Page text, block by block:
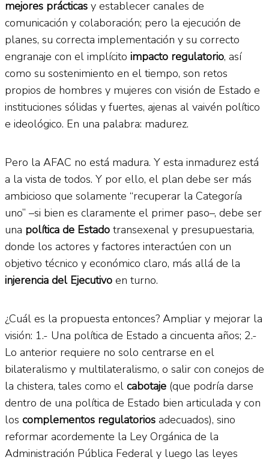
mejores prácticas y establecer canales de
comunicación y colaboración; pero la ejecución de
planes, su correcta implementación y su correcto
engranaje con el implícito impacto regulatorio, así
como su sostenimiento en el tiempo, son retos
propios de hombres y mujeres con visión de Estado e
instituciones sólidas y fuertes, ajenas al vaivén político
e ideológico. En una palabra: madurez.
Pero la AFAC no está madura. Y esta inmadurez está
a la vista de todos. Y por ello, el plan debe ser más
ambicioso que solamente “recuperar la Categoría
uno” –si bien es claramente el primer paso–, debe ser
una política de Estado transexenal y presupuestaria,
donde los actores y factores interactúen con un
objetivo técnico y económico claro, más allá de la
injerencia del Ejecutivo en turno.
¿Cuál es la propuesta entonces? Ampliar y mejorar la
visión: 1.- Una política de Estado a cincuenta años; 2.-
Lo anterior requiere no solo centrarse en el
bilateralismo y multilateralismo, o salir con conejos de
la chistera, tales como el cabotaje (que podría darse
dentro de una política de Estado bien articulada y con
los complementos regulatorios adecuados), sino
reformar acordemente la Ley Orgánica de la
Administración Pública Federal y luego las leyes